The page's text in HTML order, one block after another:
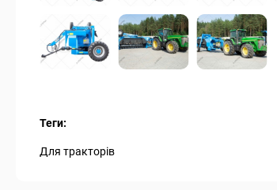
Теги:
Для тракторів